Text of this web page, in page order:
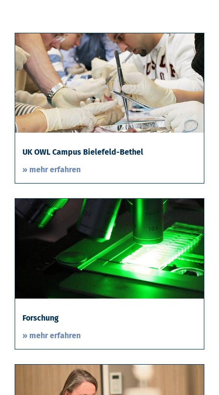
UK OWL Campus Bielefeld-Bethel
» mehr erfahren
Forschung
» mehr erfahren